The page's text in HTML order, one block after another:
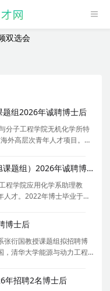
组2026年诚聘博士后
分子工程学院无机化学所特
外高层次青年人才项目。本
合培养项目，指导老师是
。2
北京大学化学与分子工程学院（李能旭课题组）2026年诚聘博士后
程学院应用化学系助理教
人才。2022年博士毕业于北
2022-2024年在美国北卡
2024-2026
博士后
张衍国教授课题组拟招聘博
，清华大学能源与动力工程
境和能源交叉学科为核
钛矿太
年招聘2名博士后